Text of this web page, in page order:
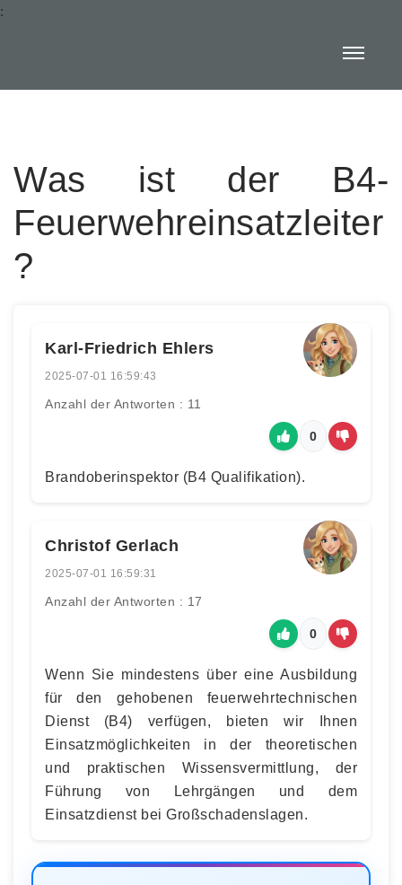
:
Was ist der B4-
Feuerwehreinsatzleiter
?
Karl-Friedrich Ehlers
2025-07-01 16:59:43
Anzahl der Antworten : 11
0
Brandoberinspektor (B4 Qualifikation).
Christof Gerlach
2025-07-01 16:59:31
Anzahl der Antworten : 17
0
Wenn Sie mindestens über eine Ausbildung
für den gehobenen feuerwehrtechnischen
Dienst (B4) verfügen, bieten wir Ihnen
Einsatzmöglichkeiten in der theoretischen
und praktischen Wissensvermittlung, der
Führung von Lehrgängen und dem
Einsatzdienst bei Großschadenslagen.